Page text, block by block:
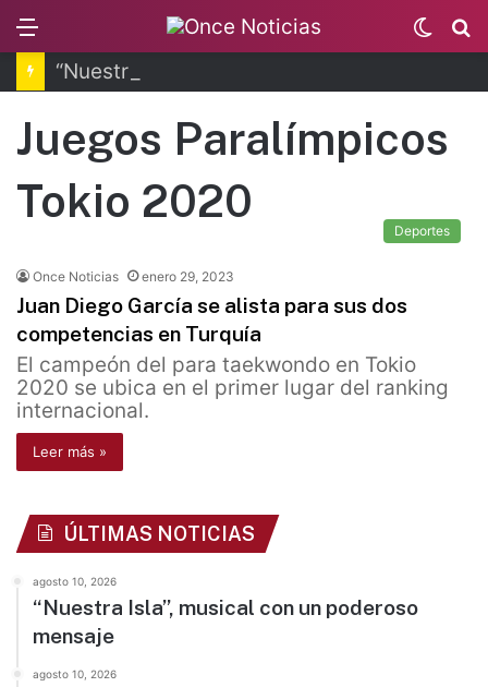
Switch
skin
Juegos Paralímpicos
Tokio 2020
Deportes
Once Noticias enero 29, 2023
Juan Diego García se alista para sus dos
competencias en Turquía
El campeón del para taekwondo en Tokio
2020 se ubica en el primer lugar del ranking
internacional.
Leer más »
ÚLTIMAS NOTICIAS
agosto 10, 2026
“Nuestra Isla”, musical con un poderoso
mensaje
agosto 10, 2026